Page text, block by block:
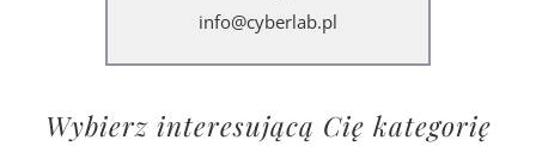
info@cyberlab.pl
Wybierz interesującą Cię kategorię